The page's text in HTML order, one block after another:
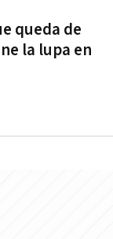
queda de
la lupa en